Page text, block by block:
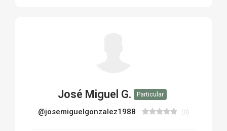
José Miguel G. Particular
@josemiguelgonzalez1988 (0)